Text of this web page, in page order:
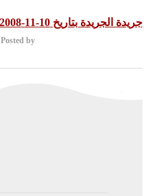
جريدة الجريدة بتاريخ 10-11-2008
Posted by